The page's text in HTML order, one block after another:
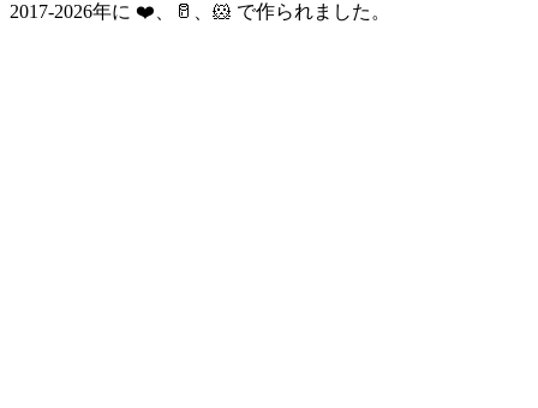
2017-2026年に ❤️、🥛、🐹 で作られました。